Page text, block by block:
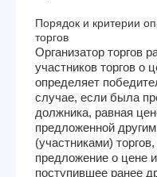
Порядок и критерии
торгов
Организатор торгов
участников торгов о
определяет
случае, если была
должника, равная
предложенной
(участниками)
предложение о цене
поступившее ранее